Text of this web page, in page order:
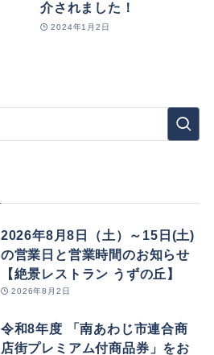
介されました！
2024年1月2日
2026年8月8日（土）～15日(土)
の営業日と営業時間のお知らせ
【絶景レストラン うずの丘】
2026年8月2日
令和8年度 「南あわじ市連合商
店街プレミアム付商品券」をお